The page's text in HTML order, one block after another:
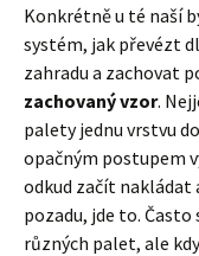
Konkrétně u té naší
systém, jak převézt
zahradu a zachovat
zachovaný vzor.
palety jednu vrstvu
opačným postupem
odkud začít nakládat
pozadu, jde to.
různých palet, ale